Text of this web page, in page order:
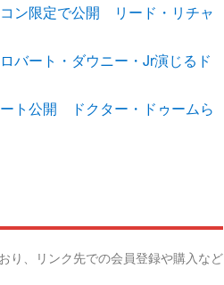
コン限定で公開 リード・リチャ
バート・ダウニー・Jr演じるド
ート公開 ドクター・ドゥームら
り、リンク先での会員登録や購入など